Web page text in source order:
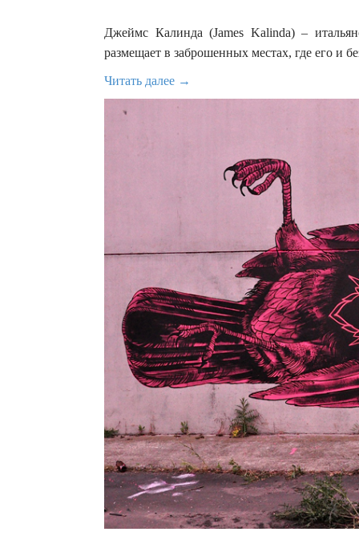
Джеймс Калинда (James Kalinda) –
размещает в заброшенных местах, где его и
Читать далее →